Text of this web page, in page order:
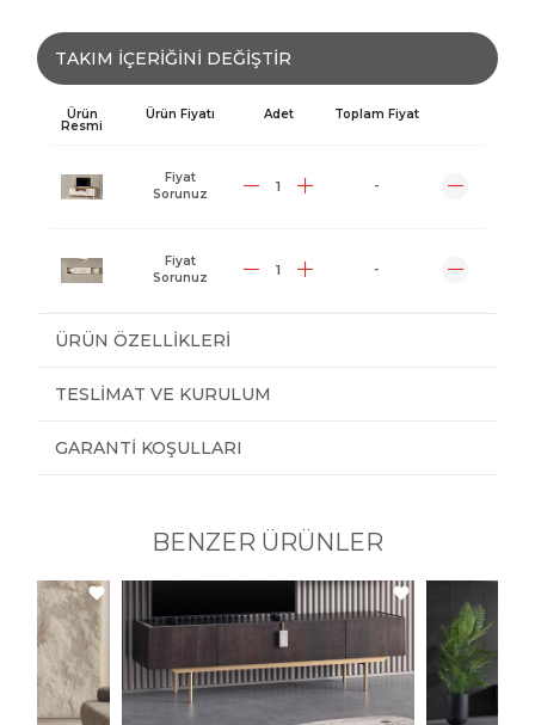
TAKIM İÇERİĞİNİ DEĞİŞTİR
Ürün
Resmi
Ürün Fiyatı Adet Toplam Fiyat
Fiyat
Sorunuz
-
Fiyat
Sorunuz
-
ÜRÜN ÖZELLIKLERI
TESLIMAT VE KURULUM
GARANTI KOŞULLARI
BENZER ÜRÜNLER